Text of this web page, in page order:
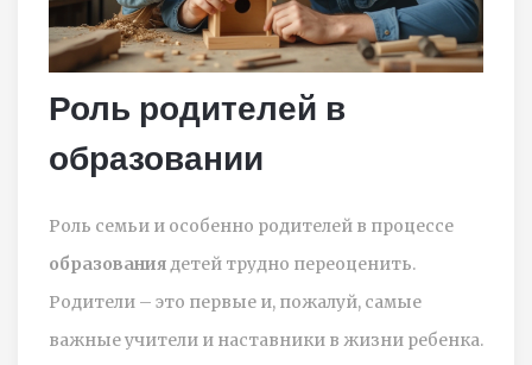
Роль родителей в
образовании
Роль семьи и особенно родителей в процессе
образованиядетей трудно переоценить.
Родители – это первые и, пожалуй, самые
важные учители и наставники в жизни ребенка.